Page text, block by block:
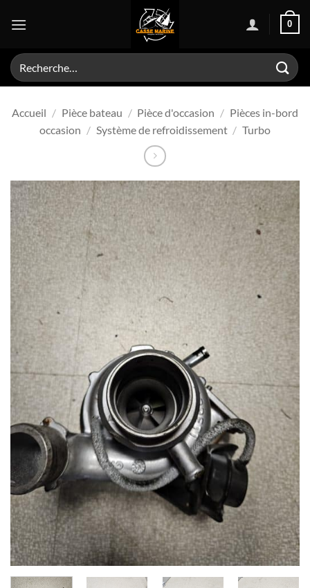
0
Recherche
pour :
Accueil / Pièce bateau / Pièce d'occasion / Pièces in-bord
occasion / Système de refroidissement / Turbo